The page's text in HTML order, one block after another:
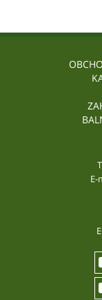
E-